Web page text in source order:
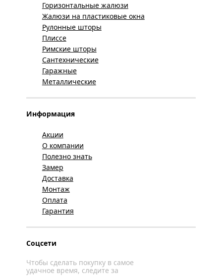
Горизонтальные жалюзи
Жалюзи на пластиковые окна
Рулонные шторы
Плиссе
Римские шторы
Сантехнические
Гаражные
Металлические
Информация
Акции
О компании
Полезно знать
Замер
Доставка
Монтаж
Оплата
Гарантия
Соцсети
Чтобы сделать покупку в самое
удачное время, следите за